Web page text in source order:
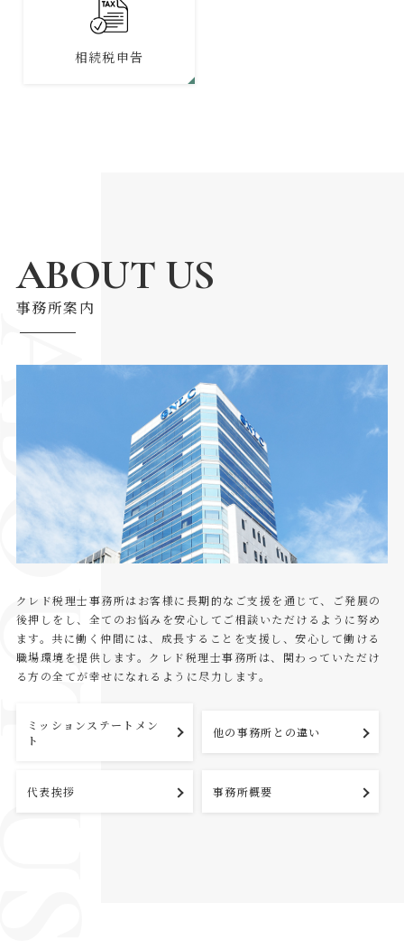
相続税申告
ABOUT US
事務所案内
クレド税理士事務所はお客様に長期的なご支援を通じて、ご発展の
後押しをし、全てのお悩みを安心してご相談いただけるように努め
ます。共に働く仲間には、成長することを支援し、安心して働ける
職場環境を提供します。クレド税理士事務所は、関わっていただけ
る方の全てが幸せになれるように尽力します。
ミッションステートメン
ト
他の事務所との違い
代表挨拶 事務所概要
US